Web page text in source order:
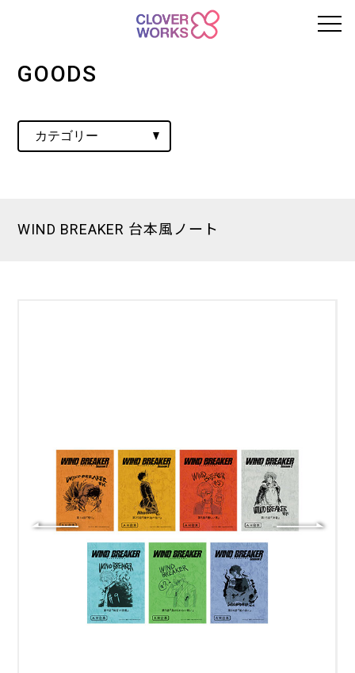
GOODS
WIND BREAKER 台本風ノート